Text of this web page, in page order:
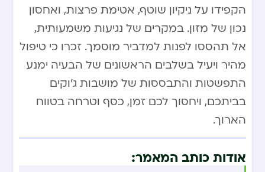
הקפידו על ניקיון שוטף, אטימת פרצות, ואחסון
נכון של מזון. במקרים של נגיעות משמעותית,
אל תהססו לפנות למדביר מוסמך. זכרו כי טיפול
מהיר ויעיל בשלבים הראשונים של הבעיה ימנע
התפשטות והתבססות של מושבות ג’וקים
בביתכם, ויחסוך לכם זמן, כסף וטרחה בטווח
הארוך.
אודות כותב המאמר: